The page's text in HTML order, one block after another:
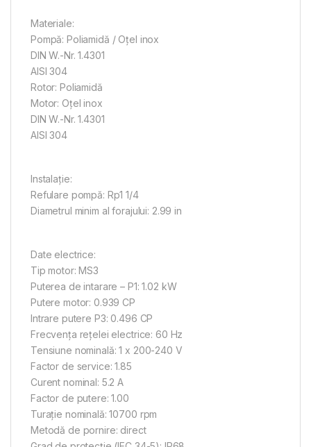
Materiale:
Pompă: Poliamidă / Oțel inox
DIN W.-Nr. 1.4301
AISI 304
Rotor: Poliamidă
Motor: Oţel inox
DIN W.-Nr. 1.4301
AISI 304
Instalaţie:
Refulare pompă: Rp1 1/4
Diametrul minim al forajului: 2.99 in
Date electrice:
Tip motor: MS3
Puterea de intarare – P1: 1.02 kW
Putere motor: 0.939 CP
Intrare putere P3: 0.496 CP
Frecvenţa reţelei electrice: 60 Hz
Tensiune nominală: 1 x 200-240 V
Factor de service: 1.85
Curent nominal: 5.2 A
Factor de putere: 1.00
Turaţie nominală: 10700 rpm
Metodă de pornire: direct